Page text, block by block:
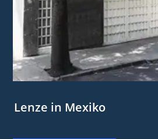
Lenze in Mexiko